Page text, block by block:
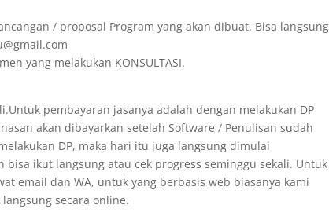
/ proposal Program yang akan dibuat. Bisa langsung
yang melakukan KONSULTASI.
pembayaran jasanya adalah dengan melakukan DP
akan dibayarkan setelah Software / Penulisan sudah
DP, maka hari itu juga langsung dimulai
ikut langsung atau cek progress seminggu sekali. Untuk
email dan WA, untuk yang berbasis web biasanya kami
secara online.